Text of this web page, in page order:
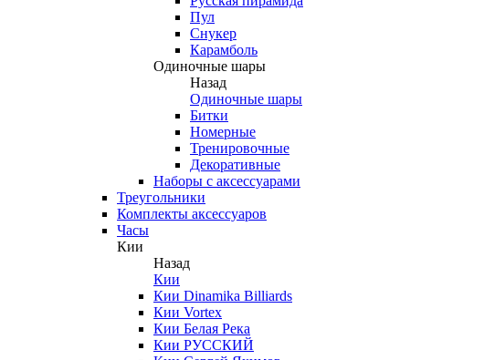
Пул
Снукер
Карамболь
Одиночные шары
Назад
Одиночные шары
Битки
Номерные
Тренировочные
Декоративные
Наборы с аксессуарами
Треугольники
Комплекты аксессуаров
Часы
Кии
Назад
Кии
Кии Dinamika Billiards
Кии Vortex
Кии Белая Река
Кии РУССКИЙ